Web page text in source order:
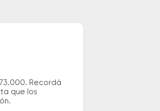
Recordá
que los